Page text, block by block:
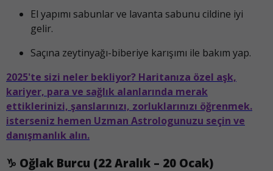
El yapımı sabunlar ve lavanta sabunu cildine iyi
gelir.
Saçına zeytinyağı-biberiye karışımı ile bakım yap.
2025'te sizi neler bekliyor? Haritanıza özel aşk,
kariyer, para ve sağlık alanlarında merak
ettiklerinizi, şanslarınızı, zorluklarınızı öğrenmek.
isterseniz hemen Uzman Astrologunuzu seçin ve
danışmanlık alın.
♑ Oğlak Burcu (22 Aralık – 20 Ocak)